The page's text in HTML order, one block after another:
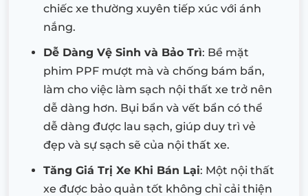
chiếc xe thường xuyên tiếp xúc với ánh
nắng.
Dễ Dàng Vệ Sinh và Bảo Trì: Bề mặt
phim PPF mượt mà và chống bám bẩn,
làm cho việc làm sạch nội thất xe trở nên
dễ dàng hơn. Bụi bẩn và vết bẩn có thể
dễ dàng được lau sạch, giúp duy trì vẻ
đẹp và sự sạch sẽ của nội thất xe.
Tăng Giá Trị Xe Khi Bán Lại: Một nội thất
xe được bảo quản tốt không chỉ cải thiện